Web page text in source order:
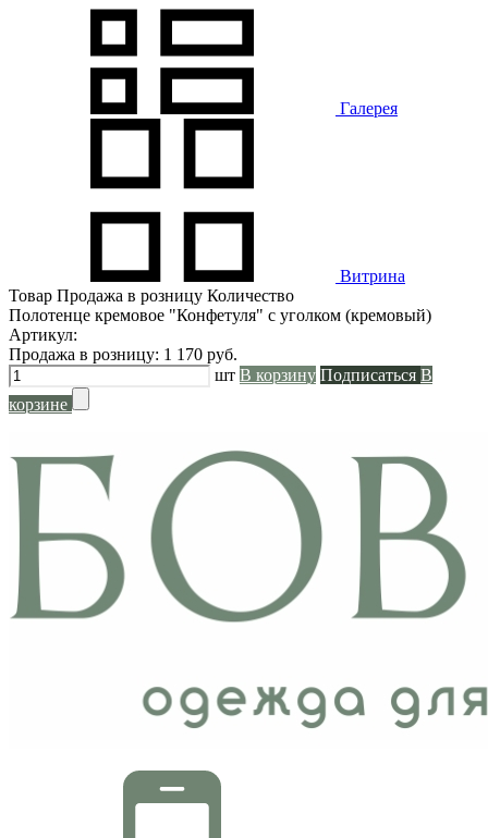
Галерея
Витрина
Товар Продажа в розницу Количество
Полотенце кремовое "Конфетуля" с уголком (кремовый)
Артикул:
Продажа в розницу: 1 170 руб.
шт В корзину Подписаться В
корзине